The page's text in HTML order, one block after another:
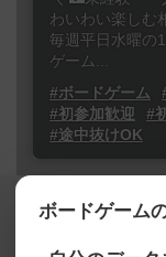
わいわい楽し
毎週平日水曜の
ゲーム...
#ボードゲーム
#初参加歓迎
#
#途中抜けOK
ボードゲーム
【ボ